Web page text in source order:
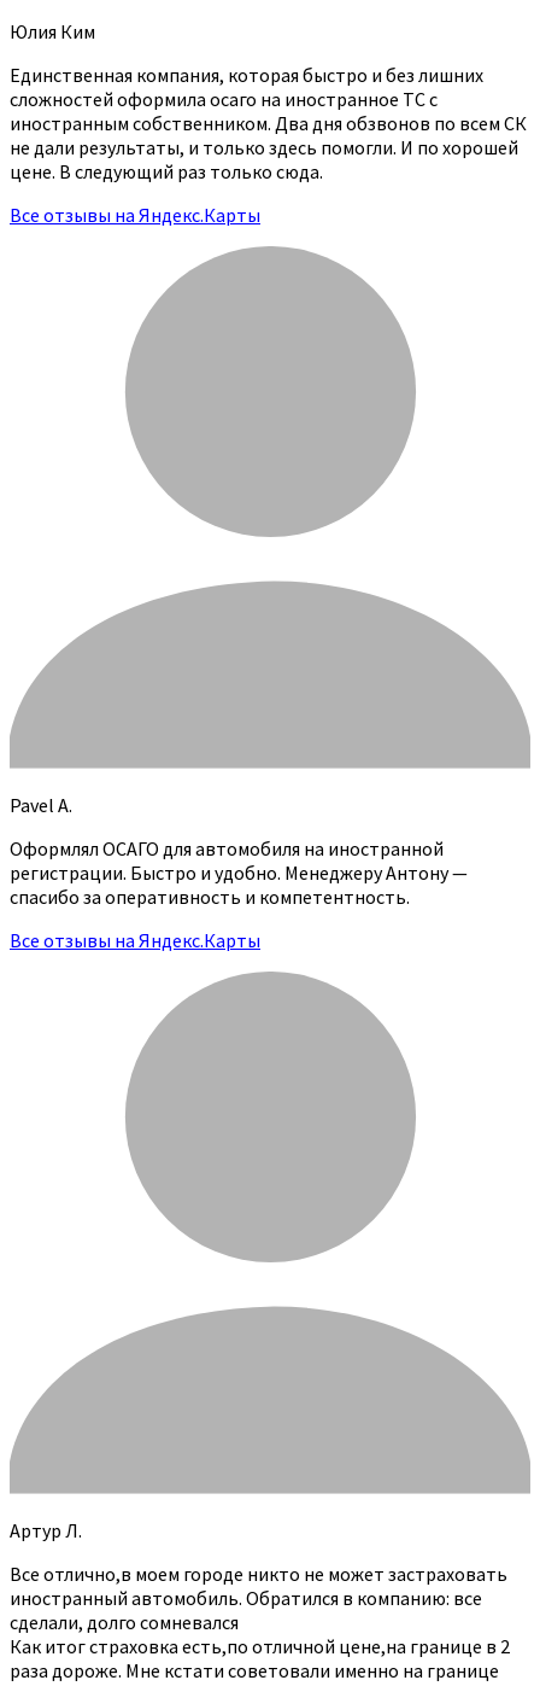
Юлия Ким
Единственная компания, которая быстро и без лишних
сложностей оформила осаго на иностранное ТС с
иностранным собственником. Два дня обзвонов по всем СК
не дали результаты, и только здесь помогли. И по хорошей
цене. В следующий раз только сюда.
Все отзывы на Яндекс.Карты
Pavel A.
Оформлял ОСАГО для автомобиля на иностранной
регистрации. Быстро и удобно. Менеджеру Антону —
спасибо за оперативность и компетентность.
Все отзывы на Яндекс.Карты
Артур Л.
Все отлично,в моем городе никто не может застраховать
иностранный автомобиль. Обратился в компанию: все
сделали, долго сомневался
Как итог страховка есть,по отличной цене,на границе в 2
раза дороже. Мне кстати советовали именно на границе